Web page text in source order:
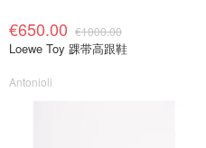
€650.00 €1000.00
Loewe Toy 踝带高跟鞋
Antonioli